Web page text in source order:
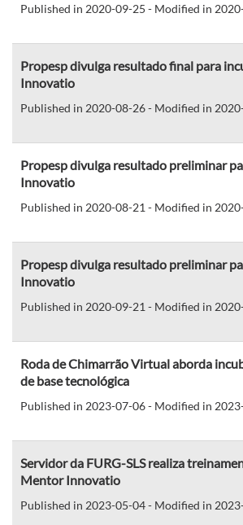
Published in 2020-09-25 - Modified in
Propesp divulga resultado final para
Innovatio
Published in 2020-08-26 - Modified in
Propesp divulga resultado preliminar
Innovatio
Published in 2020-08-21 - Modified in
Propesp divulga resultado preliminar
Innovatio
Published in 2020-09-21 - Modified in
Roda de Chimarrão Virtual aborda
de base tecnológica
Published in 2023-07-06 - Modified in
Servidor da FURG-SLS realiza
Mentor Innovatio
Published in 2023-05-04 - Modified in